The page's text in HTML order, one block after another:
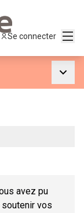
Se connecter
avez pu
vos